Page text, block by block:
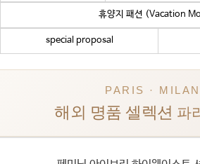
휴양지 패션 (Vacation
special proposal
PARIS ·
해외 명품 셀렉션 파